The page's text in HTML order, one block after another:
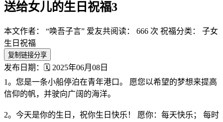
送给女儿的生日祝福3
本文作者： “唤吾子言” 爱友共阅读： 666 次 祝福分类： 子女
生日祝福
复制链接分享
发布日期：🗓️ 2025年06月08日
1。您是一条小船停泊在青年港口。 愿您以希望的梦想来提高
信仰的帆，并驶向广阔的海洋。
2。今天是你的生日，祝你生日快乐！ 愿你：每天快乐； 每时